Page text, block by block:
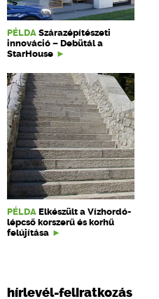
PÉLDA Szárazépítészeti
innováció – Debütál a
StarHouse
PÉLDA Elkészült a Vízhordó-
lépcső korszerű és korhű
felújítása
hírlevél-feliratkozás